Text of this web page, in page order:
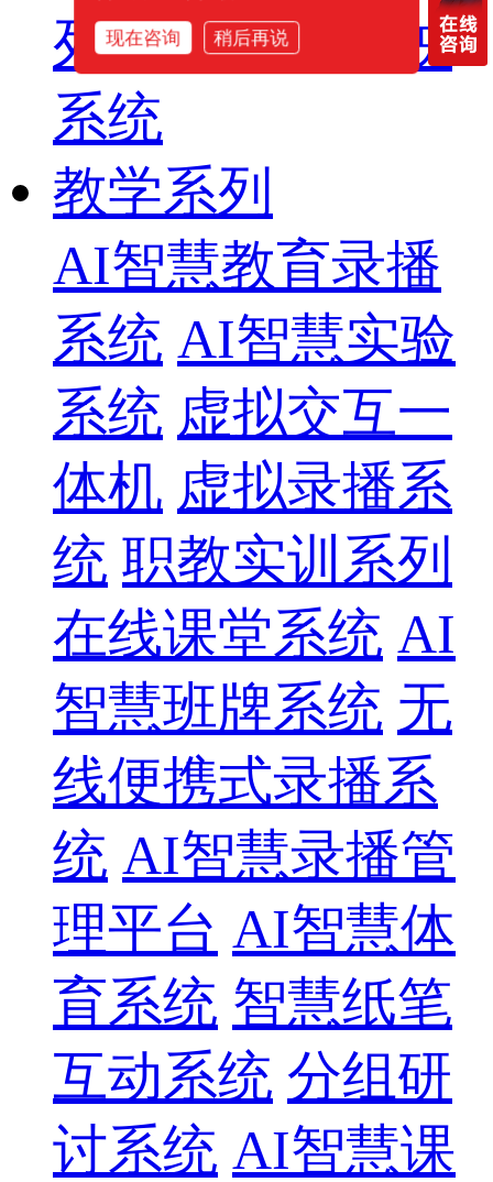
列 智慧影片放映
系统
教学系列
AI智慧教育录播
系统 AI智慧实验
系统 虚拟交互一
体机 虚拟录播系
统 职教实训系列
在线课堂系统 AI
智慧班牌系统 无
线便携式录播系
统 AI智慧录播管
理平台 AI智慧体
育系统 智慧纸笔
互动系统 分组研
讨系统 AI智慧课
现在咨询 稍后再说